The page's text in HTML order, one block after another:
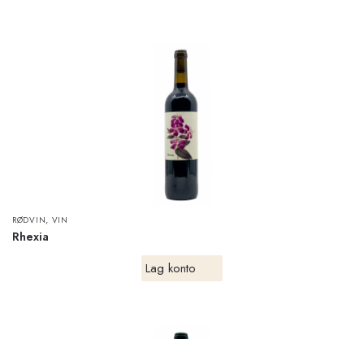
RØDVIN, VIN
Rhexia
Lag konto